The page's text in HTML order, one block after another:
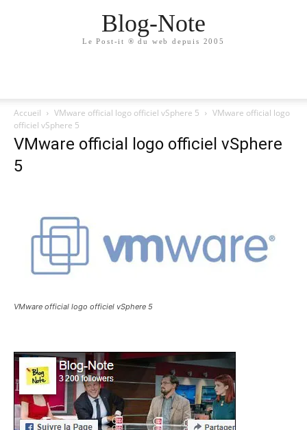
Blog-Note
Le Post-it ® du web depuis 2005
Accueil VMware official logo officiel vSphere 5
VMware official logo
officiel vSphere 5
VMware official logo officiel vSphere
5
VMware official logo officiel vSphere 5